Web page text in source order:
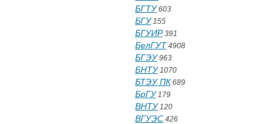
БГТУ603
БГУ155
БГУИР391
БелГУТ 4908
БГЭУ963
БНТУ1070
БТЭУ ПК 689
БрГУ179
ВНТУ120
ВГУЭС 426